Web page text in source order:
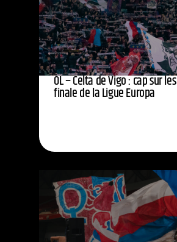
OL – Celta de Vigo : cap sur
finale de la Ligue Europa